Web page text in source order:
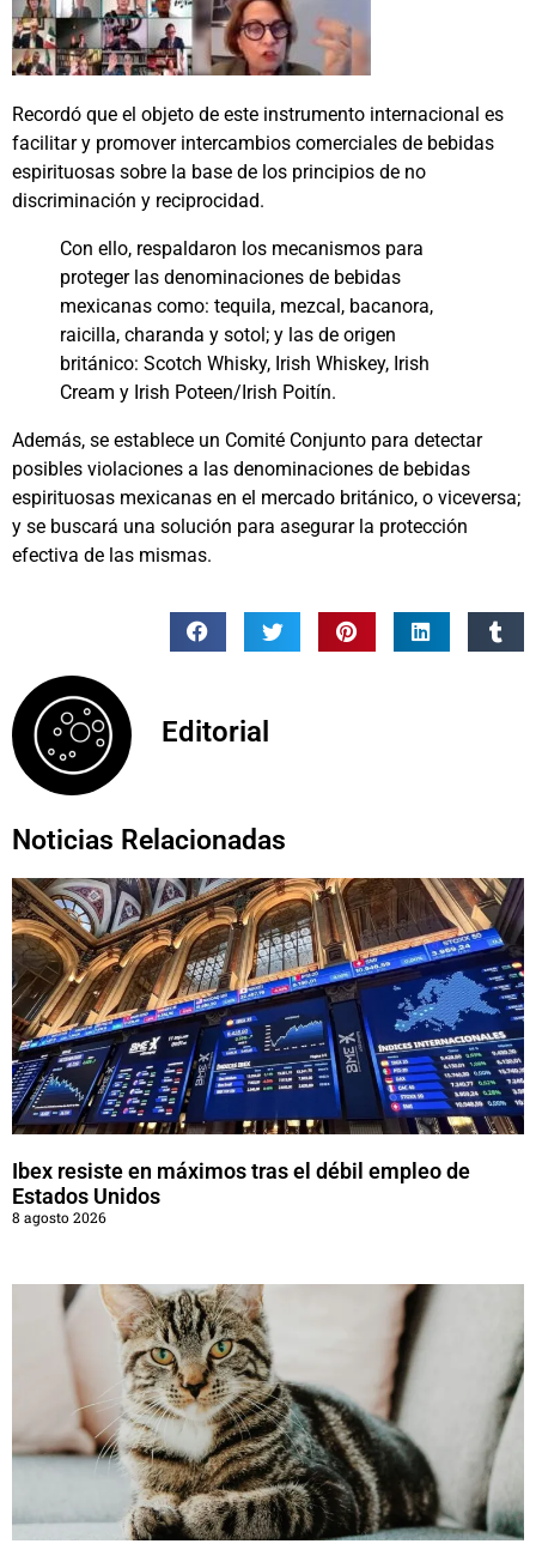
Recordó que el objeto de este instrumento internacional es
facilitar y promover intercambios comerciales de bebidas
espirituosas sobre la base de los principios de no
discriminación y reciprocidad.
Con ello, respaldaron los mecanismos para
proteger las denominaciones de bebidas
mexicanas como: tequila, mezcal, bacanora,
raicilla, charanda y sotol; y las de origen
británico: Scotch Whisky, Irish Whiskey, Irish
Cream y Irish Poteen/Irish Poitín.
Además, se establece un Comité Conjunto para detectar
posibles violaciones a las denominaciones de bebidas
espirituosas mexicanas en el mercado británico, o viceversa;
y se buscará una solución para asegurar la protección
efectiva de las mismas.
Editorial
Noticias Relacionadas
Ibex resiste en máximos tras el débil empleo de
Estados Unidos
8 agosto 2026